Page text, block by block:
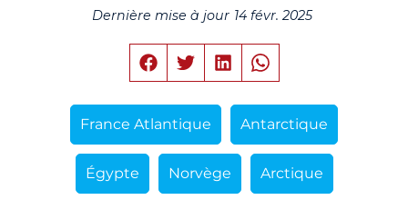
Dernière mise à jour 14 févr. 2025
France Atlantique Antarctique
Égypte Norvège Arctique